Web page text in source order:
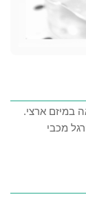
במיזם ארצי.
מכבי